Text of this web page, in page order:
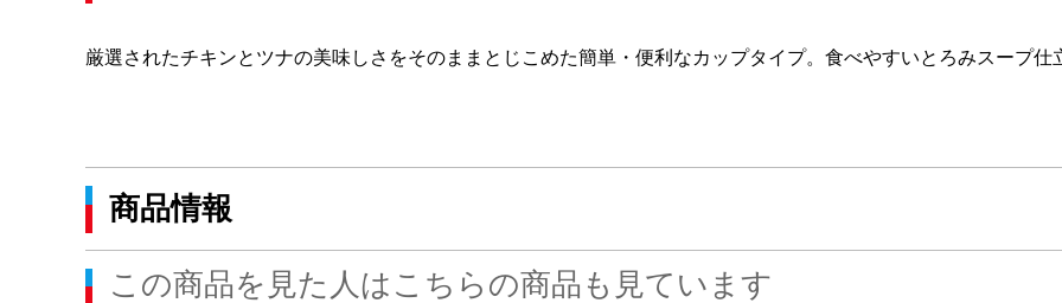
厳選されたチキンとツナの美味しさをそのままとじこめた簡単・便利なカップタイプ。食べやすいとろみスープ仕
商品情報
この商品を見た人はこちらの商品も見ています